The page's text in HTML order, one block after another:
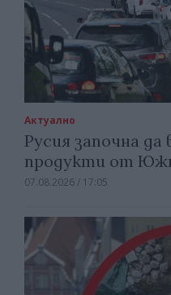
Актуално
Русия започна да
продукти от
07.08.2026 / 17:05